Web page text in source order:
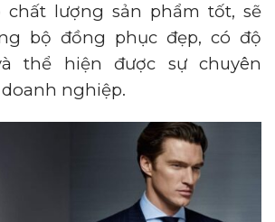
chất lượng sản phẩm tốt, sẽ
bộ đồng phục đẹp, có độ
thể hiện được sự chuyên
nghiệp.